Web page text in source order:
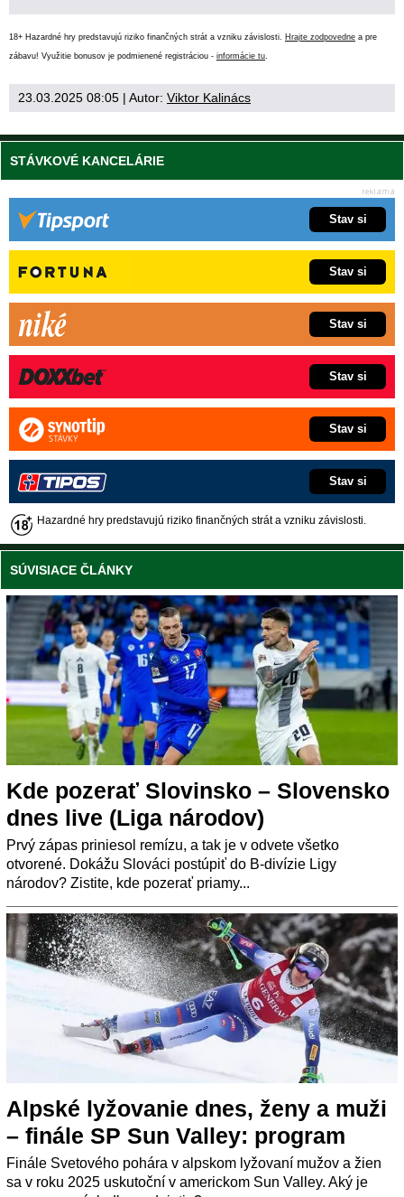
18+ Hazardné hry predstavujú riziko finančných strát a vzniku závislosti. Hrajte zodpovedne a pre
zábavu! Využitie bonusov je podmienené registráciou - informácie tu
23.03.2025 08:05 | Autor: Viktor Kalinács
STÁVKOVÉ KANCELÁRIE
Stav si
Stav si
Stav si
Stav si
Stav si
Stav si
Hazardné hry predstavujú riziko finančných strát a vzniku závislosti.
SÚVISIACE ČLÁNKY
Kde pozerať Slovinsko – Slovensko
dnes live (Liga národov)
Prvý zápas priniesol remízu, a tak je v odvete všetko
otvorené. Dokážu Slováci postúpiť do B-divízie Ligy
národov? Zistite, kde pozerať priamy...
Alpské lyžovanie dnes, ženy a muži
– finále SP Sun Valley: program
Finále Svetového pohára v alpskom lyžovaní mužov a žien
sa v roku 2025 uskutoční v americkom Sun Valley. Aký je